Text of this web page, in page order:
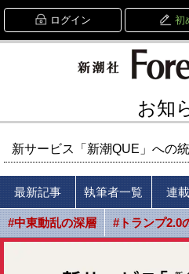
ログイン 初
お知
新サービス「新潮QUE」への
最新記事 執筆者一覧 連
#中東動乱の深層 #トランプ2.0